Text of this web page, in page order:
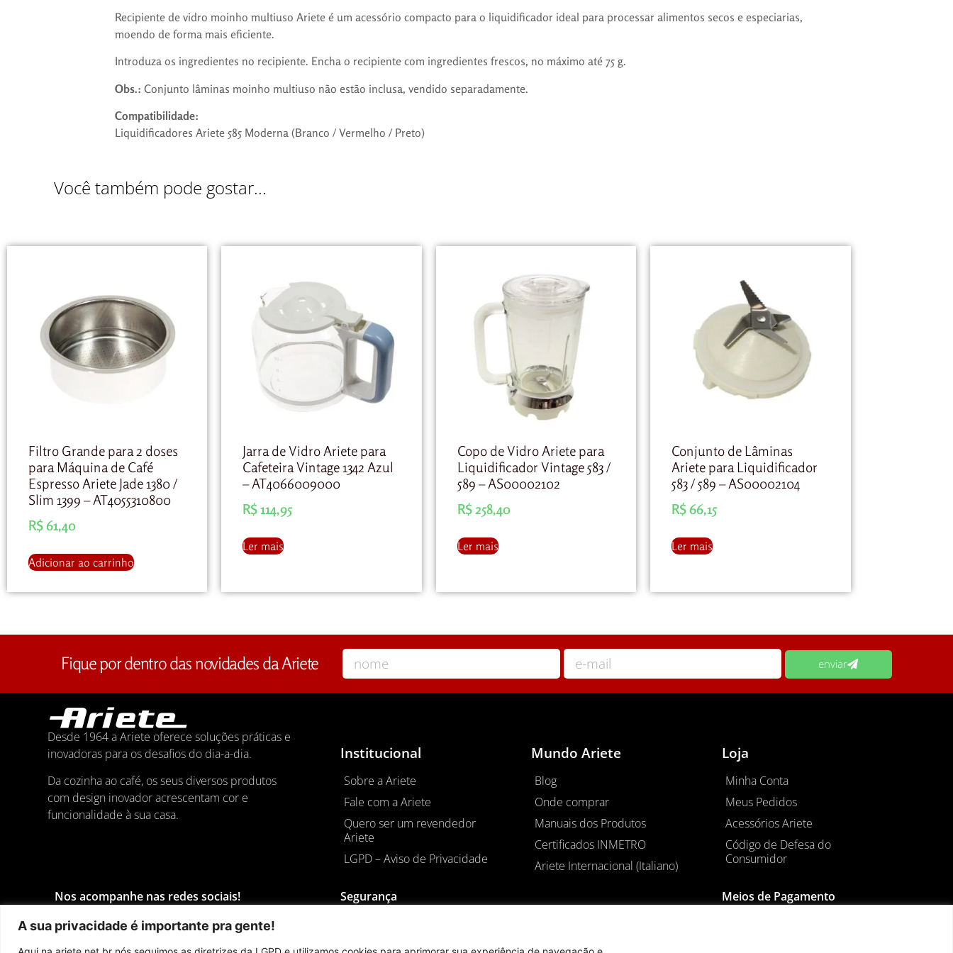
A sua privacidade é importante pra gente!
Recipiente de vidro moinho multiuso Ariete é um acessório compacto para o liquidificador ideal para processar alimentos secos e especiarias,
moendo de forma mais eficiente.
Introduza os ingredientes no recipiente. Encha o recipiente com ingredientes frescos, no máximo até 75 g.
Obs.: Conjunto lâminas moinho multiuso não estão inclusa, vendido separadamente.
Compatibilidade:
Liquidificadores Ariete 585 Moderna (Branco / Vermelho / Preto)
Você também pode gostar...
Filtro Grande para 2 doses
para Máquina de Café
Espresso Ariete Jade 1380 /
Slim 1399 – AT4055310800
R$61,40
Adicionar ao carrinho
Jarra de Vidro Ariete para
Cafeteira Vintage 1342 Azul
– AT4066009000
R$114,95
Ler mais
Copo de Vidro Ariete para
Liquidificador Vintage 583 /
589 – AS00002102
R$258,40
Ler mais
Conjunto de Lâminas
Ariete para Liquidificador
583 / 589 – AS00002104
R$66,15
Ler mais
Fique por dentro das novidades da Ariete enviar
Desde 1964 a Ariete oferece soluções práticas e
inovadoras para os desafios do dia-a-dia.
Da cozinha ao café, os seus diversos produtos
com design inovador acrescentam cor e
funcionalidade à sua casa.
Institucional
Sobre a Ariete
Fale com a Ariete
Quero ser um revendedor
Ariete
LGPD – Aviso de Privacidade
Mundo Ariete
Blog
Onde comprar
Manuais dos Produtos
Certificados INMETRO
Ariete Internacional (Italiano)
Loja
Minha Conta
Meus Pedidos
Acessórios Ariete
Código de Defesa do
Consumidor
Nos acompanhe nas redes sociais! Segurança Meios de Pagamento